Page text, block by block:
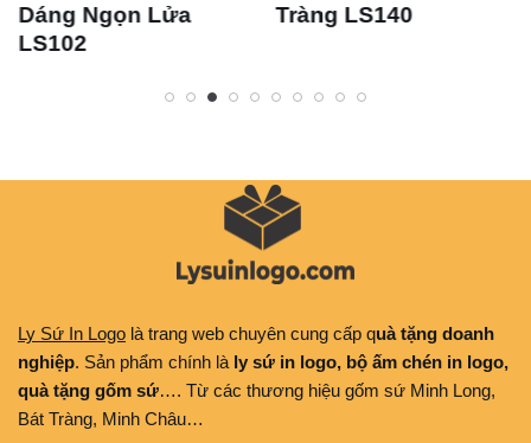
Dáng Ngọn Lửa
LS102
Tràng LS140
Ly Sứ In Logo là trang web chuyên cung cấp quà tặng doanh
nghiệp. Sản phẩm chính là ly sứ in logo, bộ ấm chén in logo,
quà tặng gốm sứ…. Từ các thương hiệu gốm sứ Minh Long,
Bát Tràng, Minh Châu…